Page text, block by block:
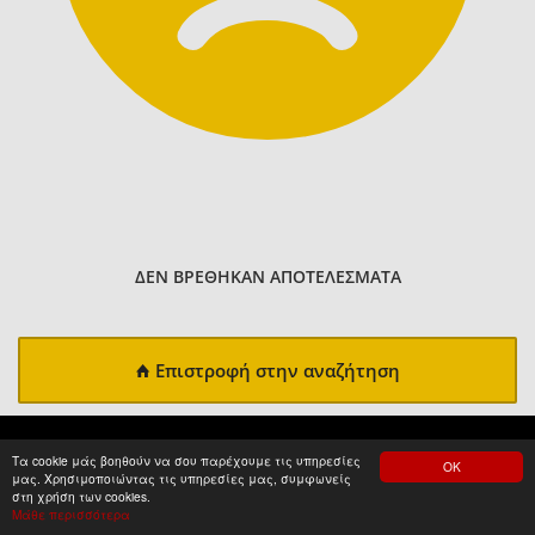
ΟΚ
Τα cookie μάς βοηθούν να σου παρέχουμε τις υπηρεσίες
μας. Χρησιμοποιώντας τις υπηρεσίες μας, συμφωνείς
στη χρήση των cookies.
Μάθε περισσότερα
ΔΕΝ ΒΡΕΘΗΚΑΝ ΑΠΟΤΕΛΕΣΜΑΤΑ
Επιστροφή στην αναζήτηση